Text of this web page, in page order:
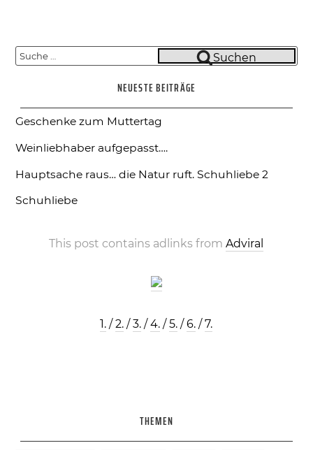
Suche
Suchen
NEUESTE BEITRÄGE
Geschenke zum Muttertag
Weinliebhaber aufgepasst….
Hauptsache raus… die Natur ruft. Schuhliebe 2
Schuhliebe
This post contains adlinks fromAdviral
1. /2. /3. /4. /5. /6. /7.
THEMEN